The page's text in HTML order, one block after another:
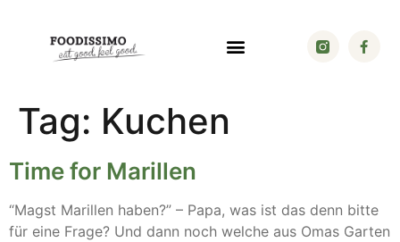
Tag: Kuchen
Time for Marillen
“Magst Marillen haben?” – Papa, was ist das denn bitte
für eine Frage? Und dann noch welche aus Omas Garten